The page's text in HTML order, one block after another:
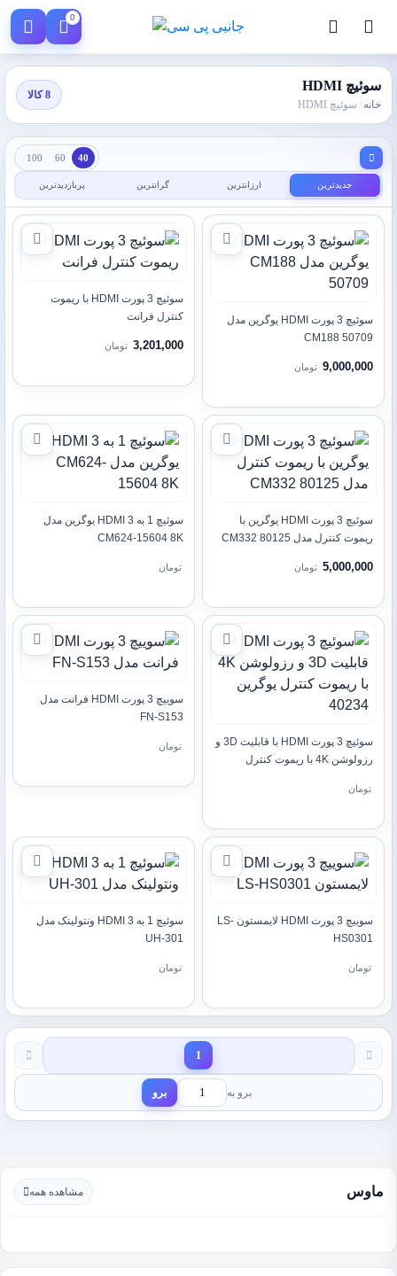
0
سوئیچ HDMI
خانه / سوئیچ HDMI
8 کالا
جدیدترین ارزانترین گرانترین پربازدیدترین
40
60
100
سوئیچ 3 پورت HDMI یوگرین مدل
CM188 50709
9,000,000 تومان
سوئيچ 3 پورت HDMI با ریموت
کنترل فرانت
3,201,000 تومان
سوئیچ 3 پورت HDMI یوگرین با
ریموت کنترل مدل CM332 80125
5,000,000 تومان
سوئیچ 1 به 3 HDMI یوگرین مدل
CM624-15604 8K
تومان
سوئیچ 3 پورت HDMI با قابلیت 3D و
رزولوشن 4K با ریموت کنترل
تومان
سوییچ 3 پورت HDMI فرانت مدل
FN-S153
تومان
سوییچ 3 پورت HDMI لایمستون LS-
HS0301
تومان
سوئیچ 1 به 3 HDMI ونتولینک مدل
UH-301
تومان
1
برو به برو
ماوس مشاهده همه